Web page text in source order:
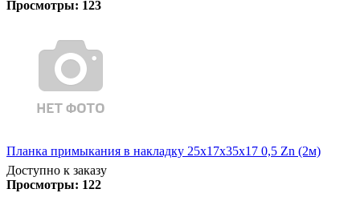
Просмотры: 123
Планка примыкания в накладку 25х17х35х17 0,5 Zn (2м)
Доступно к заказу
Просмотры: 122